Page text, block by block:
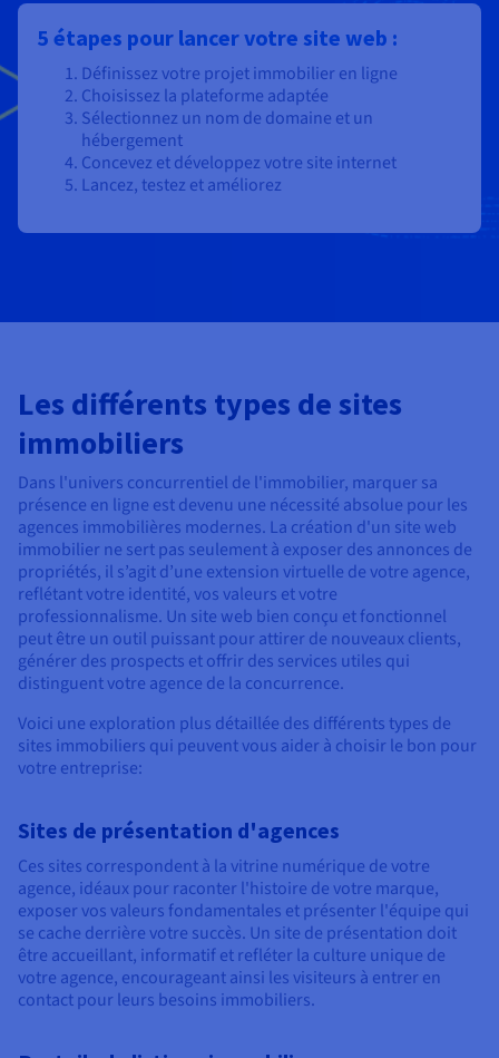
5 étapes pour lancer votre site web :
Définissez votre projet immobilier en ligne
Choisissez la plateforme adaptée
Sélectionnez un nom de domaine et un
hébergement
Concevez et développez votre site internet
Lancez, testez et améliorez
Les différents types de sites
immobiliers
Dans l'univers concurrentiel de l'immobilier, marquer sa
présence en ligne est devenu une nécessité absolue pour les
agences immobilières modernes. La création d'un site web
immobilier ne sert pas seulement à exposer des annonces de
propriétés, il s’agit d’une extension virtuelle de votre agence,
reflétant votre identité, vos valeurs et votre
professionnalisme. Un site web bien conçu et fonctionnel
peut être un outil puissant pour attirer de nouveaux clients,
générer des prospects et offrir des services utiles qui
distinguent votre agence de la concurrence.
Voici une exploration plus détaillée des différents types de
sites immobiliers qui peuvent vous aider à choisir le bon pour
votre entreprise:
Sites de présentation d'agences
Ces sites correspondent à la vitrine numérique de votre
agence, idéaux pour raconter l'histoire de votre marque,
exposer vos valeurs fondamentales et présenter l'équipe qui
se cache derrière votre succès. Un site de présentation doit
être accueillant, informatif et refléter la culture unique de
votre agence, encourageant ainsi les visiteurs à entrer en
contact pour leurs besoins immobiliers.